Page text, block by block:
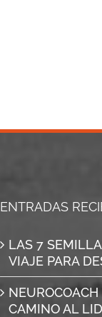
ENTRADAS
LAS 7
VIAJE PARA
CAMINO AL